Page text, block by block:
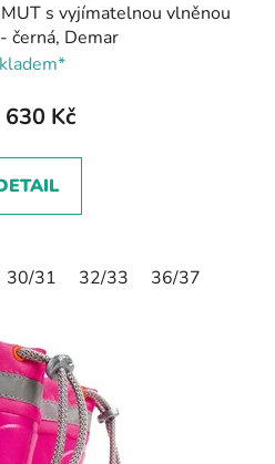
s vyjímatelnou vlněnou
černá, Demar
630 Kč
30/31 32/33 36/37